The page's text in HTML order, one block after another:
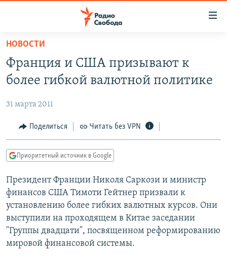
упрощенного
доступа
Вернуться
основному
Вернутся
главной
навигации
Вернутся
поиску
ПОДКАСТЫ
ЦИТАТЫ СВОБОДЫ
МНЕНИЯ
IDEL.РЕАЛИИ
КАВКАЗ.РЕАЛИИ
СЕВЕР.РЕАЛИИ
СИБИРЬ.РЕАЛИИ
РАСПИСАНИЕ ВЕЩАНИЯ
НОВОСТИ
Франция и США призывают к
более гибкой валютной политике
31 марта 2011
Поделиться Читать без VPN
Приоритетный источник в Google
Президент Франции Николя Саркози и министр
финансов США Тимоти Гейтнер призвали к
установлению более гибких валютных курсов. Они
выступили на проходящем в Китае заседании
"Группы двадцати", посвященном реформированию
мировой финансовой системы.